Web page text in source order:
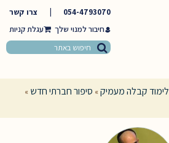
054-4793070
צרו קשר
חיבור למנוי שלך
לימוד קבלה מעמיק» סיפור חברתי חדש »